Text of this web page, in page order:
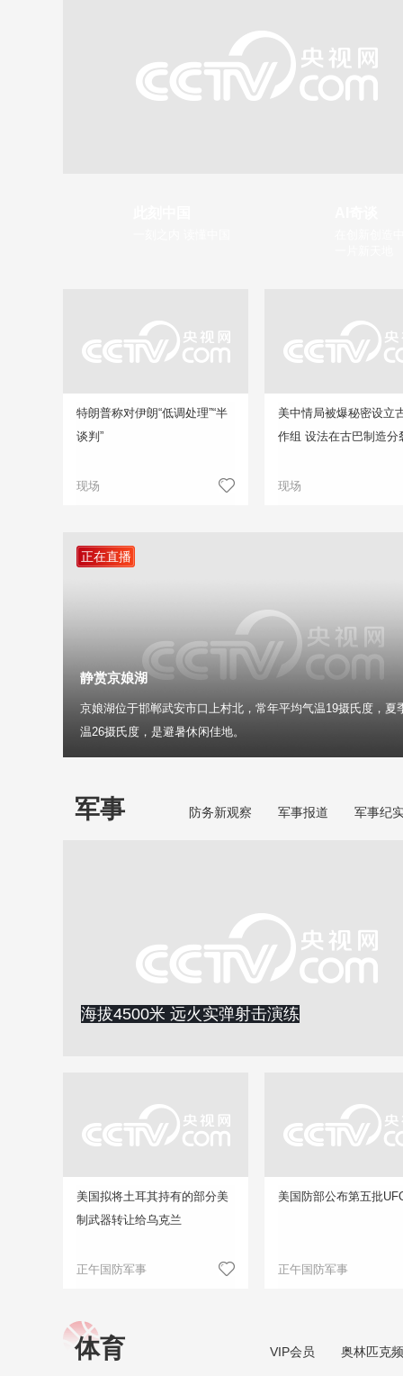
特朗普称对伊朗“低调处理”“半
谈判”
现场
美中情局被爆秘密设立
作组 设法在古巴制造分
现场
正在直播
静赏京娘湖
京娘湖位于邯郸武安市口上村北，常年平均气温19摄氏度，夏
温26摄氏度，是避暑休闲佳地。
军事 防务新观察 军事报道 军事纪
海拔4500米 远火实弹射击演练
美国拟将土耳其持有的部分美
制武器转让给乌克兰
正午国防军事
美国防部公布第五批
正午国防军事
体育 VIP会员 奥林匹克